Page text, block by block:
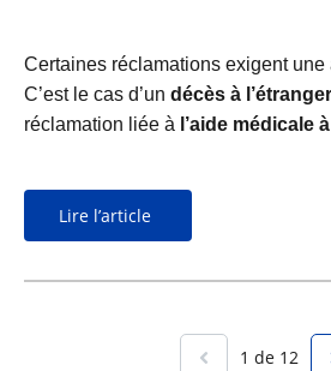
Certaines réclamations exigent une
C’est le cas d’un décès à l’étranger
réclamation liée à l’aide médicale
Lire l’article
1 de 12